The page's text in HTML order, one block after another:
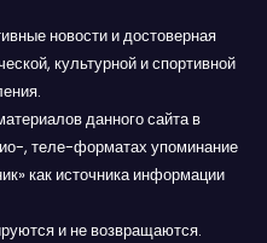
новости и достоверная
культурной и спортивной
данного сайта в
, теле-форматах упоминание
как источника информации
и не возвращаются.